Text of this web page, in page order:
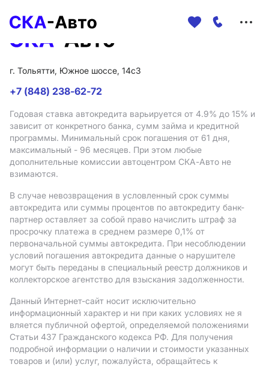
г. Тольятти, Южное шоссе, 14с3
+7 (848) 238-62-72
Годовая ставка автокредита варьируется от 4.9% до 15% и
зависит от конкретного банка, сумм займа и кредитной
программы. Минимальный срок погашения от 61 дня,
максимальный - 96 месяцев. При этом любые
дополнительные комиссии автоцентром СКА-Авто не
взимаются.
В случае невозвращения в условленный срок суммы
автокредита или суммы процентов по автокредиту банк-
партнер оставляет за собой право начислить штраф за
просрочку платежа в среднем размере 0,1% от
первоначальной суммы автокредита. При несоблюдении
условий погашения автокредита данные о нарушителе
могут быть переданы в специальный реестр должников и
коллекторское агентство для взыскания задолженности.
Данный Интернет-сайт носит исключительно
информационный характер и ни при каких условиях не я
вляется публичной офертой, определяемой положениями
Статьи 437 Гражданского кодекса РФ. Для получения
подробной информации о наличии и стоимости указанных
товаров и (или) услуг, пожалуйста, обращайтесь к